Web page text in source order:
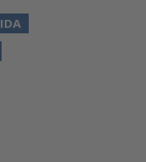
IDA